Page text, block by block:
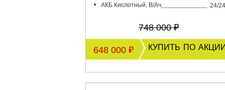
АКБ Кислотный, В/Ач
24/
748 000 ₽
648 000 ₽ купить по